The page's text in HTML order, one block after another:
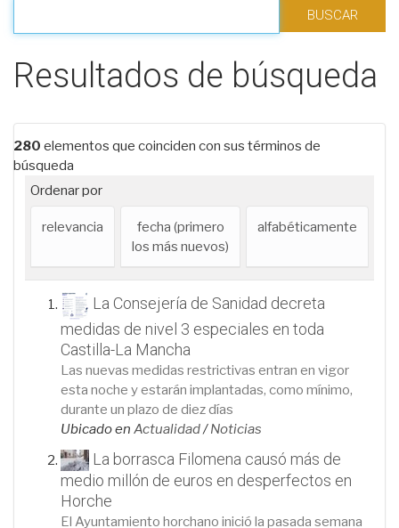
Filtrar los resultados
Resultados de búsqueda
280 elementos que coinciden con sus términos de
búsqueda
Ordenar por
relevancia
fecha (primero
los más nuevos)
alfabéticamente
La Consejería de Sanidad decreta
medidas de nivel 3 especiales en toda
Castilla-La Mancha
Las nuevas medidas restrictivas entran en vigor
esta noche y estarán implantadas, como mínimo,
durante un plazo de diez días
Ubicado en Actualidad/Noticias
La borrasca Filomena causó más de
medio millón de euros en desperfectos en
Horche
El Ayuntamiento horchano inició la pasada semana